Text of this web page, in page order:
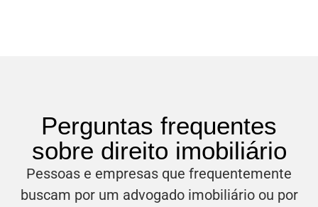
Perguntas frequentes
sobre direito imobiliário
Pessoas e empresas que frequentemente
buscam por um advogado imobiliário ou por